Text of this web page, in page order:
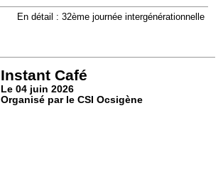
En détail : 32ème journée intergénérationnelle
Instant Café
Le 04 juin 2026
Organisé par le CSI Ocsigène